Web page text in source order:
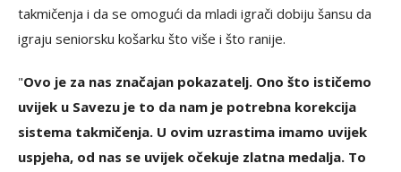
takmičenja i da se omogući da mladi igrači dobiju šansu da
igraju seniorsku košarku što više i što ranije.
"Ovo je za nas značajan pokazatelj. Ono što ističemo
uvijek u Savezu je to da nam je potrebna korekcija
sistema takmičenja. U ovim uzrastima imamo uvijek
uspjeha, od nas se uvijek očekuje zlatna medalja. To